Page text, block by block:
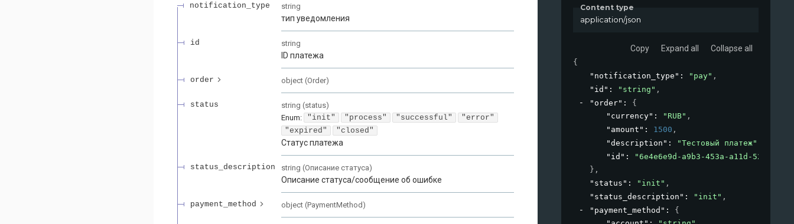
notification_type string
тип уведомления
id string
ID платежа
order object (Order)
status string (status)
Enum: "init" "process" "successful"
"error"
"expired"
"closed"
Статус платежа
status_description string (Описание статуса)
Описание статуса/сообщение об ошибке
payment_method object (PaymentMethod )
Content type
application/json
Copy Expand all Collapse all
{
"notification_type" : "pay" ,
"id" : "string" ,
"order" : {
"currency" : "RUB" ,
"amount" : 1500 ,
"description" : "Тестовый платеж"
"id" :
"6e4e6e9d-a9b3-453a-a11d-
} ,
"status" : "init" ,
"status_description" : "init" ,
"payment_method" : {